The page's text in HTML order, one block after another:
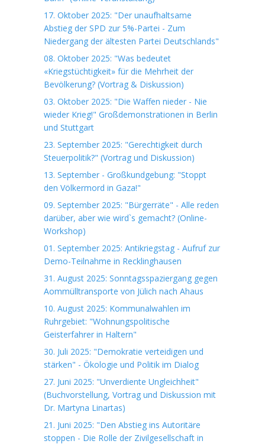
17. Oktober 2025: "Der unaufhaltsame
Abstieg der SPD zur 5%-Partei - Zum
Niedergang der ältesten Partei Deutschlands"
08. Oktober 2025: "Was bedeutet
«Kriegstüchtigkeit» für die Mehrheit der
Bevölkerung? (Vortrag & Diskussion)
03. Oktober 2025: "Die Waffen nieder - Nie
wieder Krieg!" Großdemonstrationen in Berlin
und Stuttgart
23. September 2025: "Gerechtigkeit durch
Steuerpolitik?" (Vortrag und Diskussion)
13. September - Großkundgebung: "Stoppt
den Völkermord in Gaza!"
09. September 2025: "Bürgerräte" - Alle reden
darüber, aber wie wird`s gemacht? (Online-
Workshop)
01. September 2025: Antikriegstag - Aufruf zur
Demo-Teilnahme in Recklinghausen
31. August 2025: Sonntagsspaziergang gegen
Aommülltransporte von Jülich nach Ahaus
10. August 2025: Kommunalwahlen im
Ruhrgebiet: "Wohnungspolitische
Geisterfahrer in Haltern"
30. Juli 2025: "Demokratie verteidigen und
stärken" - Ökologie und Politik im Dialog
27. Juni 2025: "Unverdiente Ungleichheit"
(Buchvorstellung, Vortrag und Diskussion mit
Dr. Martyna Linartas)
21. Juni 2025: "Den Abstieg ins Autoritäre
stoppen - Die Rolle der Zivilgesellschaft in